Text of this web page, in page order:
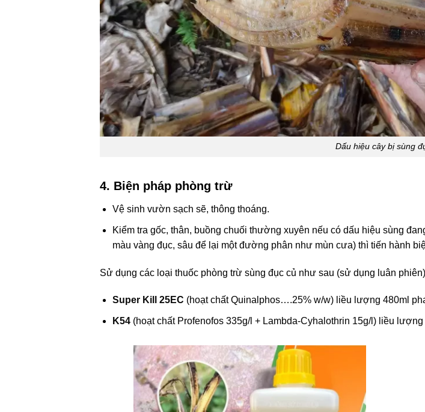
Dấu hiệu cây bị sùng
4. Biện pháp phòng trừ
Vệ sinh vườn sạch sẽ, thông thoáng.
Kiểm tra gốc, thân, buồng chuối thường xuyên nếu có dấu hiệu sùng
màu vàng đục, sâu để lại một đường phân như mùn cưa) thì tiến hành
Sử dụng các loại thuốc phòng trừ sùng đục củ như sau (sử dụng luân
Super Kill 25EC (hoạt chất Quinalphos….25% w/w) liều lượng 480ml
K54(hoạt chất Profenofos 335g/l + Lambda-Cyhalothrin 15g/l) liều